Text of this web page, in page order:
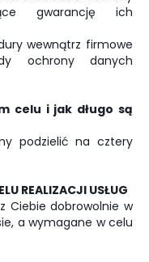
gwarancję ich
wewnątrz firmowe
ochrony danych
celu i jak długo są
podzielić na cztery
REALIZACJI USŁUG
Ciebie dobrowolnie w
a wymagane w celu